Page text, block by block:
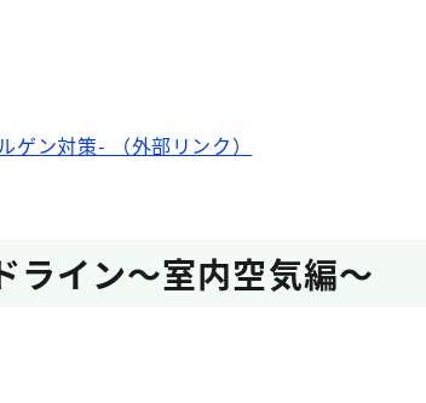
ゲン対策- （外部リンク）
ライン～室内空気編～